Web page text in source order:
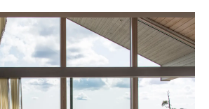
år, erbjuder alla maskinell
önska sig med inbyggd kyl/frys,
och diskmaskin.
med en stor köksö och här lagar man
och sjöutsikt. Intill köket finns